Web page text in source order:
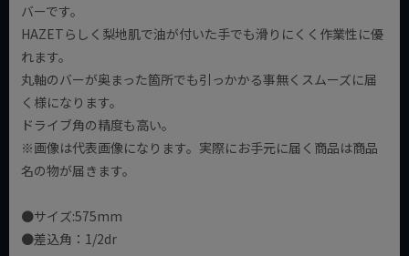
バーです。
HAZETらしく梨地肌で油が付いた手でも滑りにくく作業性に優
れます。
丸軸のバーが奥まった箇所でも引っかかる事無くスムーズに届
く様になります。
ドライブ角の精度も高い。
※画像は代表画像になります。実際にお手元に届く商品は商品
名の物が届きます。
●サイズ:575mm
●差込角：1/2dr